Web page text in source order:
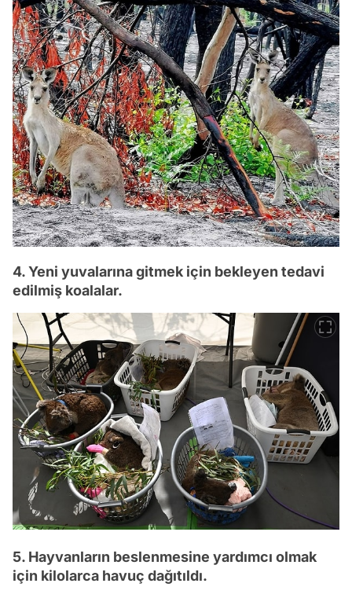
4. Yeni yuvalarına gitmek için bekleyen tedavi
edilmiş koalalar.
5. Hayvanların beslenmesine yardımcı olmak
için kilolarca havuç dağıtıldı.